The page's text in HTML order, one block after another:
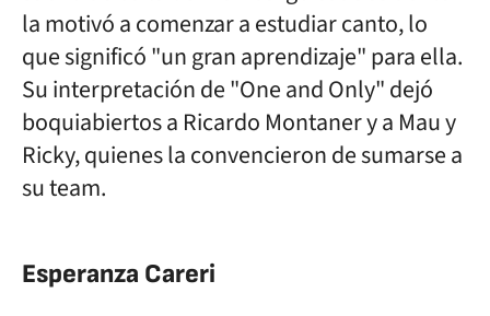
la motivó a comenzar a estudiar canto, lo
que significó "un gran aprendizaje" para ella.
Su interpretación de "One and Only" dejó
boquiabiertos a Ricardo Montaner y a Mau y
Ricky, quienes la convencieron de sumarse a
su team.
Esperanza Careri